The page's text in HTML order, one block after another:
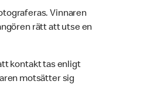
Vinnaren
rätt att utse en
kontakt tas enligt
motsätter sig